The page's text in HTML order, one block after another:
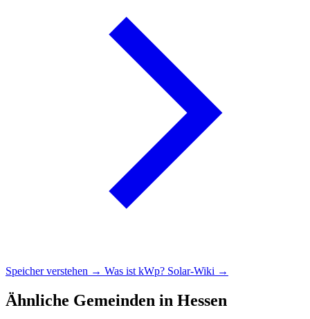
Speicher verstehen → Was ist kWp? Solar-Wiki →
Ähnliche Gemeinden in Hessen